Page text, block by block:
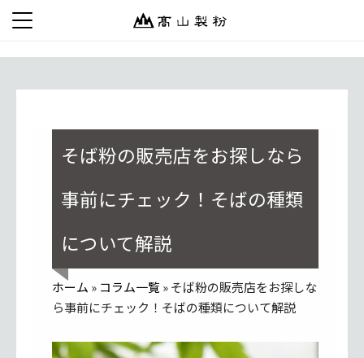
そば粉の販売店をお探しなら
事前にチェック！そばの種類
について解説
ホーム » コラム一覧 » そば粉の販売店をお探しな
ら事前にチェック！そばの種類について解説